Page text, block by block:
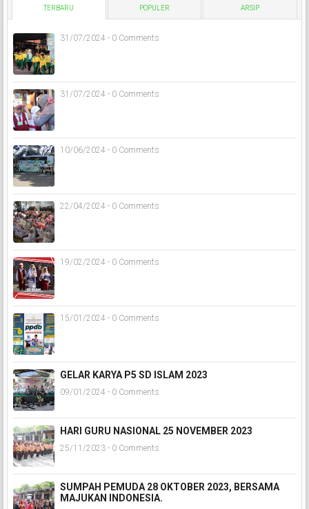
TERBARU POPULER ARSIP
31/07/2024 - 0 Comments
31/07/2024 - 0 Comments
10/06/2024 - 0 Comments
22/04/2024 - 0 Comments
19/02/2024 - 0 Comments
15/01/2024 - 0 Comments
GELAR KARYA P5 SD ISLAM 2023
09/01/2024 - 0 Comments
HARI GURU NASIONAL 25 NOVEMBER 2023
25/11/2023 - 0 Comments
SUMPAH PEMUDA 28 OKTOBER 2023, BERSAMA
MAJUKAN INDONESIA.